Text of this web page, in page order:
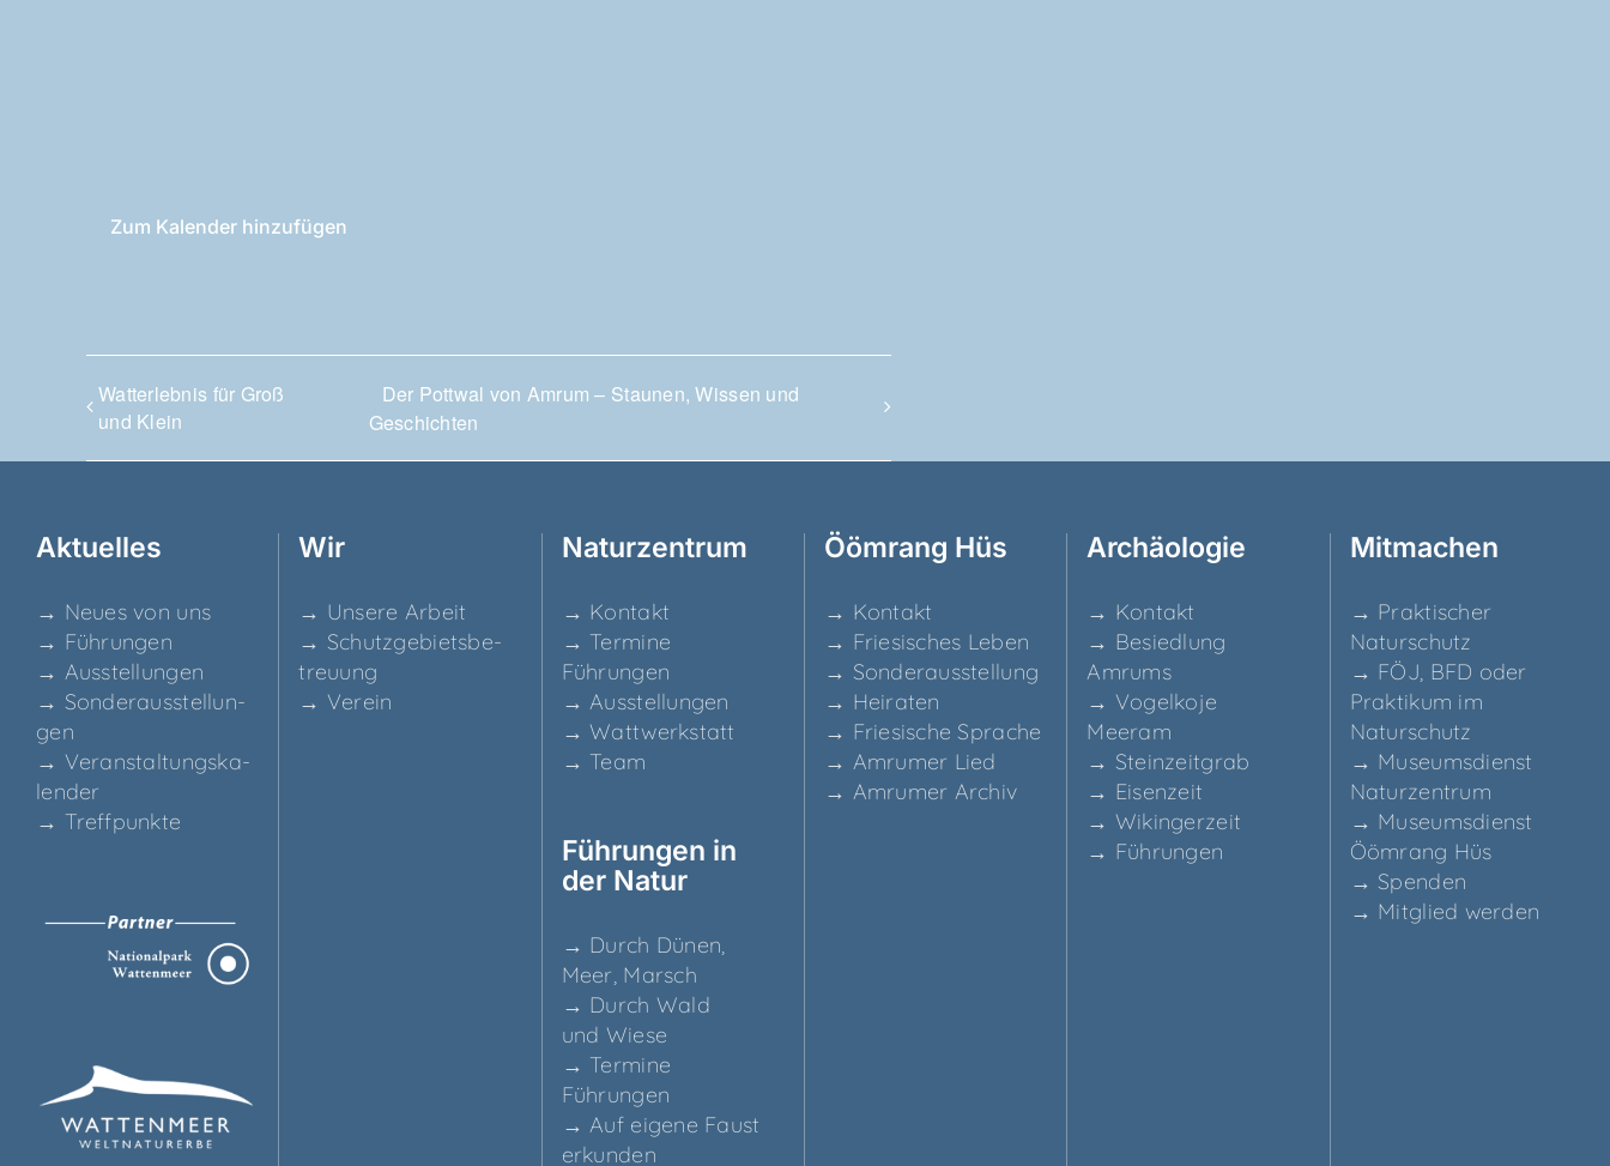
Zum Kalender hinzufügen
Wat­t­er­leb­nis für Groß
und Klein
Der Pott­wal von Amrum – Stau­nen, Wis­sen und
Geschichten
Aktu­el­les
→ Neu­es von uns
→ Füh­run­gen
→ Aus­stel­lun­gen
→ Son­der­aus­stel­lun­
gen
→ Ver­an­stal­tungs­ka­
len­der
→ Treff­punk­te
Wir
→ Unse­re Arbeit
→ Schutz­ge­biets­be­
treu­ung
→ Ver­ein
Natur­zen­trum
→ Kon­takt
→ Ter­mi­ne
Führungen
→ Aus­stel­lun­gen
→ Watt­werk­statt
→ Team
Füh­run­gen in
der Natur
→ Durch Dünen,
Meer, Marsch
→ Durch Wald
und Wiese
→ Ter­mi­ne
Führungen
→ Auf eige­ne Faust
erkunden
Ööm­rang Hüs
→ Kon­takt
→ Frie­si­sches Leben
→ Son­der­aus­stel­lung
→ Hei­ra­ten
→ Frie­si­sche Sprache
→ Amru­mer Lied
→ Amru­mer Archiv
Archäo­lo­gie
→ Kon­takt
→ Besied­lung
Amrums
→ Vogel­ko­je
Meeram
→ Stein­zeit­grab
→ Eisen­zeit
→ Wikin­ger­zeit
→ Füh­run­gen
Mit­ma­chen
→ Prak­ti­scher
Naturschutz
→ FÖJ, BFD oder
Prak­ti­kum im
Naturschutz
→ Muse­ums­dienst
Naturzentrum
→ Muse­ums­dienst
Ööm­rang Hüs
→ Spen­den
→ Mit­glied werden